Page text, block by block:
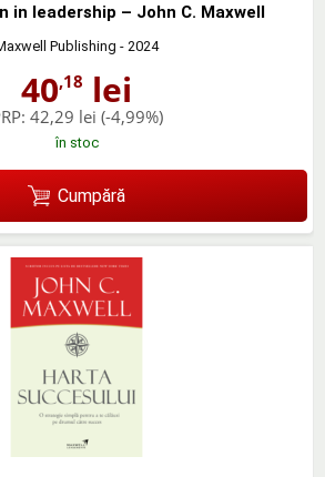
in leadership – John C. Maxwell
Publishing - 2024
40,18 lei
42,29 lei (-4,99%)
în stoc
Cumpără